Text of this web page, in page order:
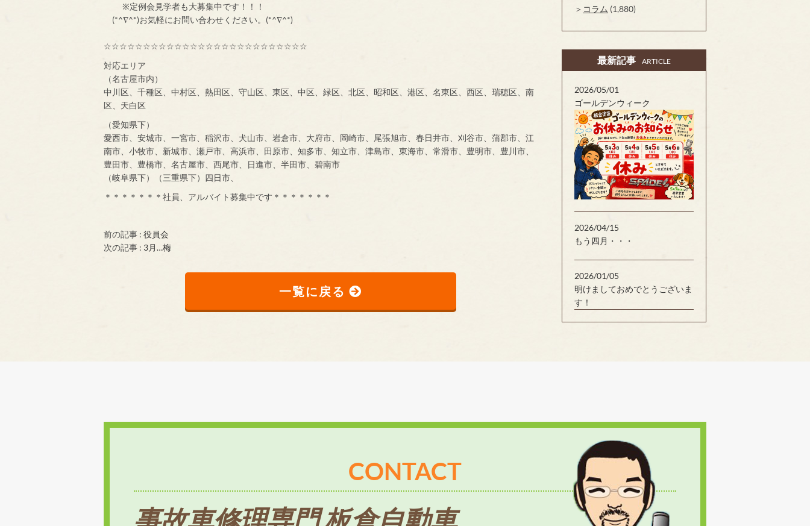
※定例会見学者も大募集中です！！！
(*^∇^*)お気軽にお問い合わせください。(*^∇^*)
☆☆☆☆☆☆☆☆☆☆☆☆☆☆☆☆☆☆☆☆☆☆☆☆☆☆
対応エリア
（名古屋市内）
中川区、千種区、中村区、熱田区、守山区、東区、中区、緑区、北区、昭和区、港区、名東区、西区、瑞穂区、南
区、天白区
（愛知県下）
愛西市、安城市、一宮市、稲沢市、犬山市、岩倉市、大府市、岡崎市、尾張旭市、春日井市、刈谷市、蒲郡市、江
南市、小牧市、新城市、瀬戸市、高浜市、田原市、知多市、知立市、津島市、東海市、常滑市、豊明市、豊川市、
豊田市、豊橋市、名古屋市、西尾市、日進市、半田市、碧南市
（岐阜県下）（三重県下）四日市、
＊＊＊＊＊＊＊社員、アルバイト募集中です＊＊＊＊＊＊＊
前の記事 : 役員会
次の記事 : 3月…梅
一覧に戻る
コラム (1,880)
最新記事 ARTICLE
2026/05/01
ゴールデンウィーク
2026/04/15
もう四月・・・
2026/01/05
明けましておめでとうございま
す！
CONTACT
事故車修理専門 板倉自動車